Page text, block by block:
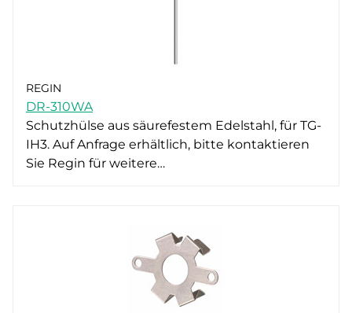
REGIN
DR-310WA
Schutzhülse aus säurefestem Edelstahl, für TG-
IH3. Auf Anfrage erhältlich, bitte kontaktieren
Sie Regin für weitere…